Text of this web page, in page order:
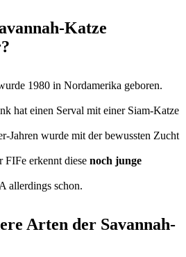
Katze
1980 in Nordamerika geboren.
hat einen Serval mit einer Siam-Katze
Jahren wurde mit der bewussten Zucht
FIFe erkennt diese noch junge
allerdings schon.
Arten der Savannah-